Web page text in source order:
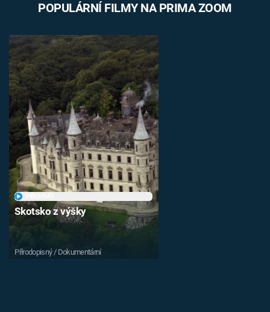
POPULÁRNÍ FILMY NA PRIMA ZOOM
Skotsko z výšky
Přírodopisný / Dokumentární